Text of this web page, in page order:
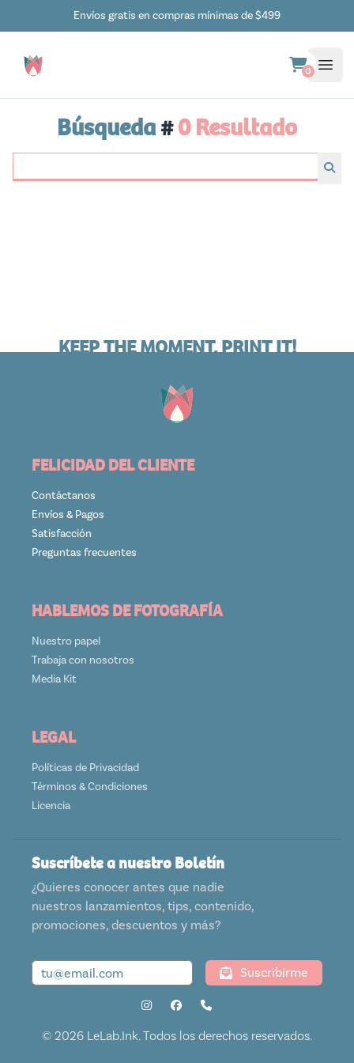
Envíos gratis en compras mínimas de $499
0
Búsqueda#0 Resultado
KEEP THE MOMENT. PRINT IT!
FELICIDAD DEL CLIENTE
Contáctanos
Envíos & Pagos
Satisfacción
Preguntas frecuentes
HABLEMOS DE FOTOGRAFÍA
Nuestro papel
Trabaja con nosotros
Media Kit
LEGAL
Políticas de Privacidad
Términos & Condiciones
Licencia
Suscríbete a nuestro Boletín
¿Quieres conocer antes que nadie
nuestros lanzamientos, tips, contenido,
promociones, descuentos y más?
Suscribirme
© 2026 LeLab.Ink. Todos los derechos reservados.